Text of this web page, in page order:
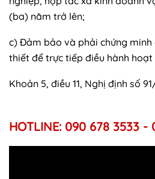
(ba) năm trở lên;
c) Đảm bảo và phải chứng
thiết để trực tiếp điều hành
Khoản 5, điều 11, Nghị định số
HOTLINE: 090 678 3533 -